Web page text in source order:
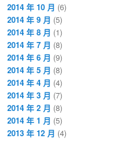
2014 年 10 月 (6)
2014 年 9 月 (5)
2014 年 8 月 (1)
2014 年 7 月 (8)
2014 年 6 月 (9)
2014 年 5 月 (8)
2014 年 4 月 (4)
2014 年 3 月 (7)
2014 年 2 月 (8)
2014 年 1 月 (5)
2013 年 12 月 (4)